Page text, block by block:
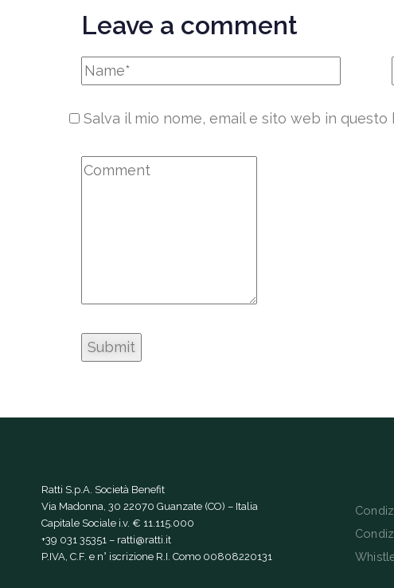
Leave a comment
Salva il mio nome, email e sito web in
Ratti S.p.A. Società Benefit
Via Madonna, 30 22070 Guanzate (CO) – Italia
Capitale Sociale i.v. € 11.115.000
+39 031 35351 – ratti@ratti.it
P.IVA, C.F. e n° iscrizione R.I. Como 00808220131